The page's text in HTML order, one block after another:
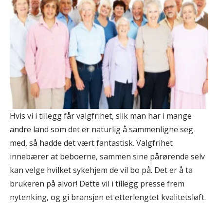
Hvis vi i tillegg får valgfrihet, slik man har i mange
andre land som det er naturlig å sammenligne seg
med, så hadde det vært fantastisk. Valgfrihet
innebærer at beboerne, sammen sine pårørende selv
kan velge hvilket sykehjem de vil bo på. Det er å ta
brukeren på alvor! Dette vil i tillegg presse frem
nytenking, og gi bransjen et etterlengtet kvalitetsløft.